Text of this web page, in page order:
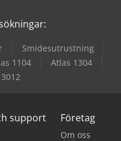
Smidesutrustning
1104
Atlas 1304
support Företag
Om oss